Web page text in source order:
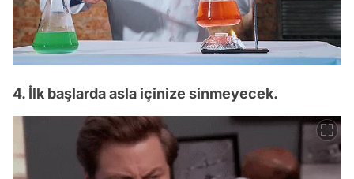
4. İlk başlarda asla içinize sinmeyecek.